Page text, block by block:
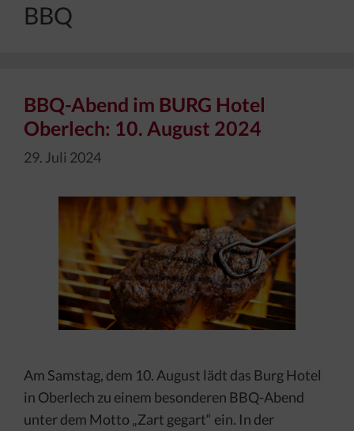
BBQ
BBQ-Abend im BURG Hotel
Oberlech: 10. August 2024
29. Juli 2024
Am Samstag, dem 10. August lädt das Burg Hotel
in Oberlech zu einem besonderen BBQ-Abend
unter dem Motto „Zart gegart“ ein. In der